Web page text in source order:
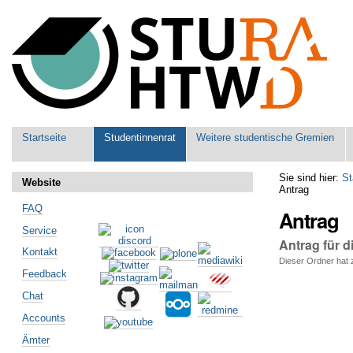
Werkzeuge
Sektionen
Startseite Studentinnenrat Weitere studentische Gremien
Sie sind hier:
Antrag
Antrag
Antrag für
Dieser Ordner hat
Website
FAQ
Service
Kontakt
Feedback
Chat
Accounts
Ämter